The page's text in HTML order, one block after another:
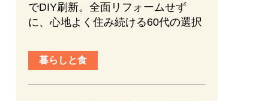
でDIY刷新。全面リフォームせず
に、心地よく住み続ける60代の選択
暮らしと食